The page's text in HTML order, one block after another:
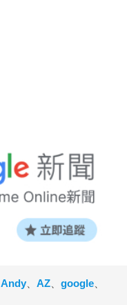
Andy AZ google